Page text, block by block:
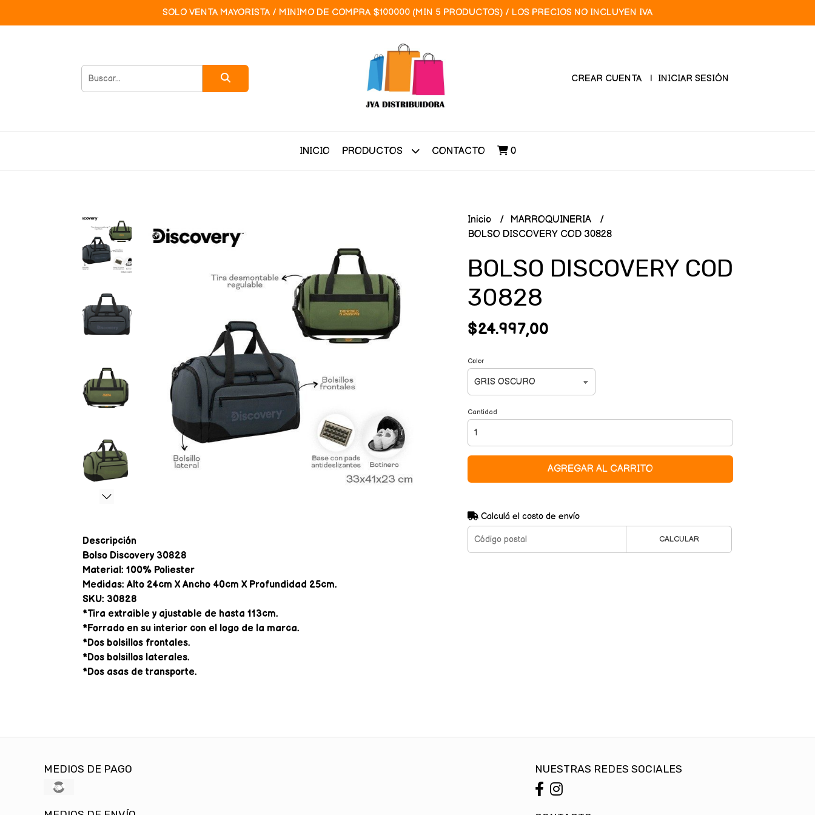
SOLO VENTA MAYORISTA / MINIMO DE COMPRA $100000 (MIN 5 PRODUCTOS) / LOS PRECIOS NO INCLUYEN IVA
CREAR CUENTA INICIAR SESIÓN
INICIO PRODUCTOS CONTACTO 0
Descripción
Bolso Discovery 30828
Material: 100% Poliester
Medidas: Alto 24cm X Ancho 40cm X Profundidad 25cm.
SKU: 30828
*Tira extraible y ajustable de hasta 113cm.
*Forrado en su interior con el logo de la marca.
*Dos bolsillos frontales.
*Dos bolsillos laterales.
*Dos asas de transporte.
Inicio
MARROQUINERIA
BOLSO DISCOVERY COD 30828
BOLSO DISCOVERY COD
30828
$24.997,00
Color
Cantidad
AGREGAR AL CARRITO
Calculá el costo de envío
CALCULAR
MEDIOS DE PAGO NUESTRAS REDES SOCIALES